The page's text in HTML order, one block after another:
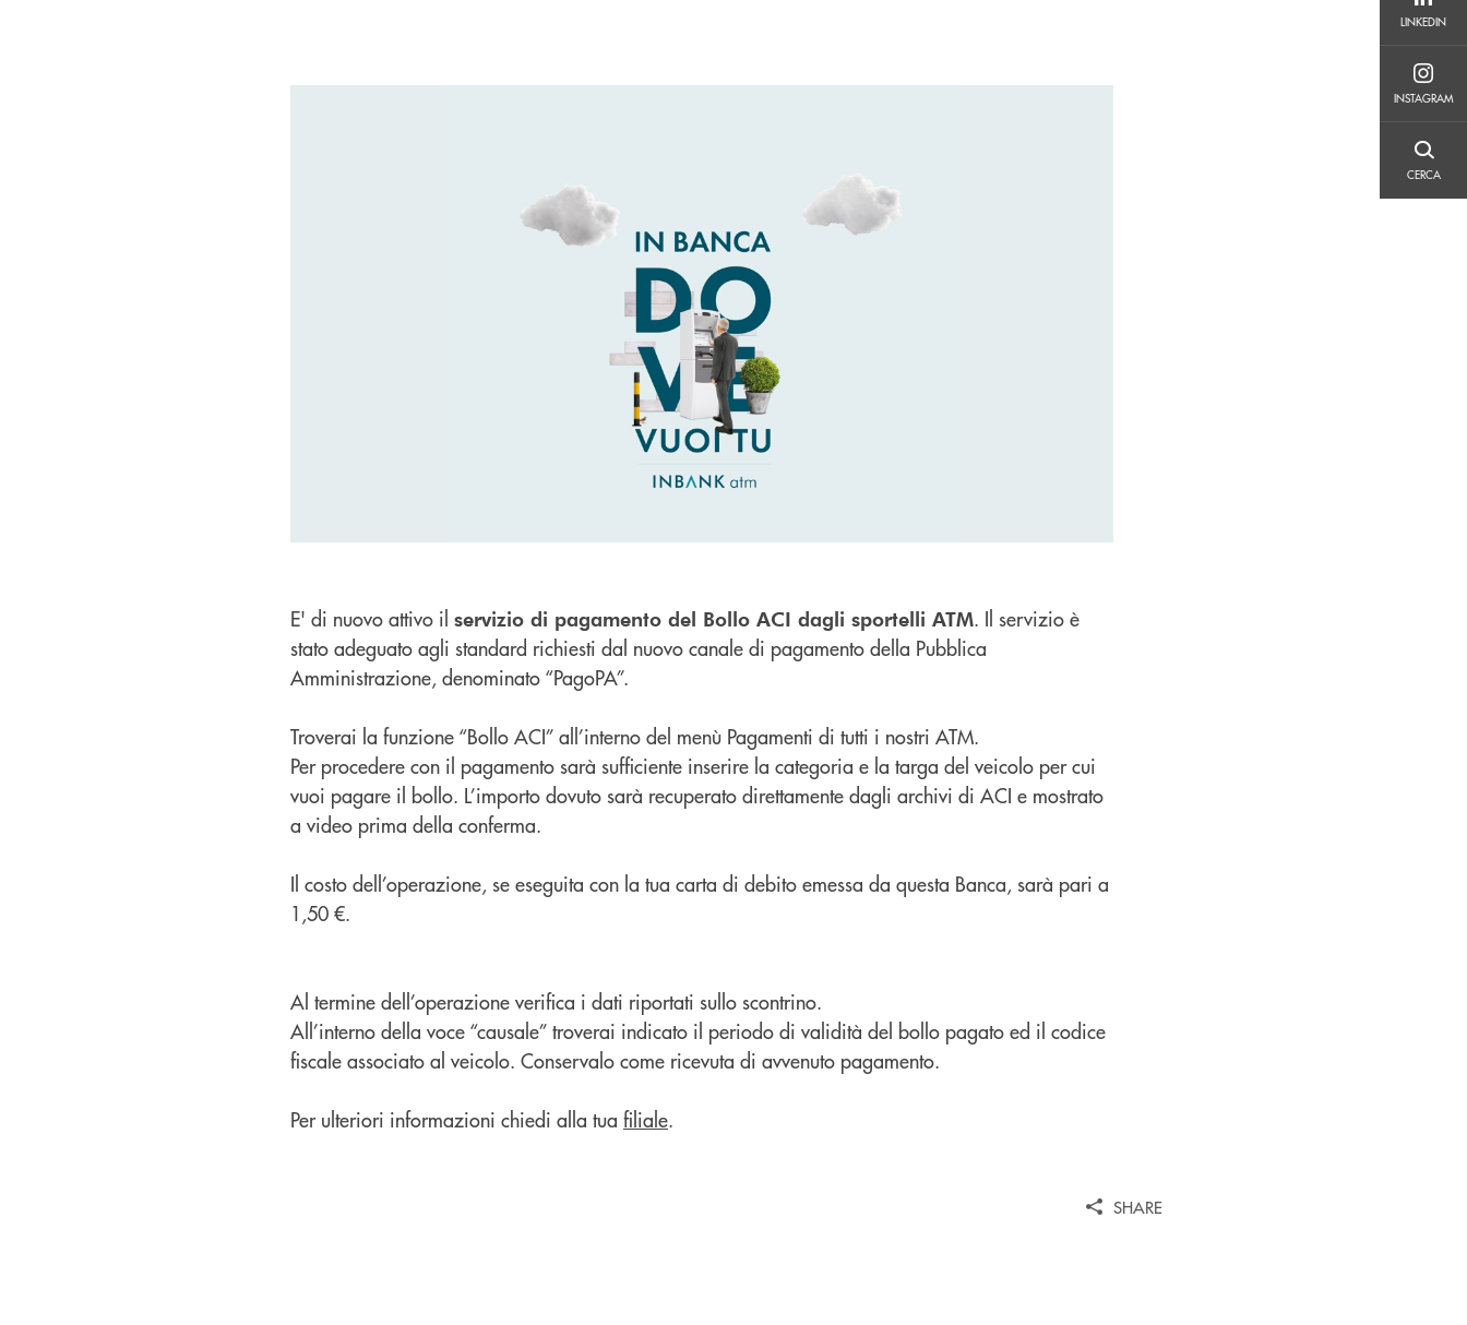
LINKEDIN
INSTAGRAM
CERCA
E' di nuovo attivo il servizio di pagamento del Bollo ACI dagli sportelli ATM. Il servizio è
stato adeguato agli standard richiesti dal nuovo canale di pagamento della Pubblica
Amministrazione, denominato “PagoPA”.
Troverai la funzione “Bollo ACI” all’interno del menù Pagamenti di tutti i nostri ATM.
Per procedere con il pagamento sarà sufficiente inserire la categoria e la targa del veicolo per cui
vuoi pagare il bollo. L’importo dovuto sarà recuperato direttamente dagli archivi di ACI e mostrato
a video prima della conferma.
Il costo dell’operazione, se eseguita con la tua carta di debito emessa da questa Banca, sarà pari a
1,50 €.
Al termine dell’operazione verifica i dati riportati sullo scontrino.
All’interno della voce “causale” troverai indicato il periodo di validità del bollo pagato ed il codice
fiscale associato al veicolo. Conservalo come ricevuta di avvenuto pagamento.
Per ulteriori informazioni chiedi alla tua filiale.
SHARE